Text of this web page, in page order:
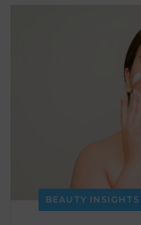
BEAUTY INSIGHTS